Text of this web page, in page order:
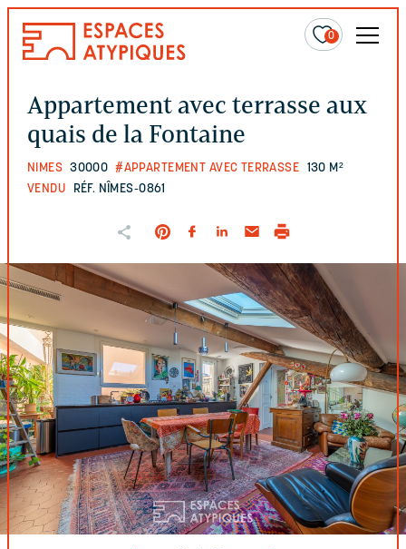
0
Appartement avec terrasse aux
quais de la Fontaine
NIMES 30000 #APPARTEMENT AVEC TERRASSE 130 M²
VENDU
RÉF. NÎMES-0861